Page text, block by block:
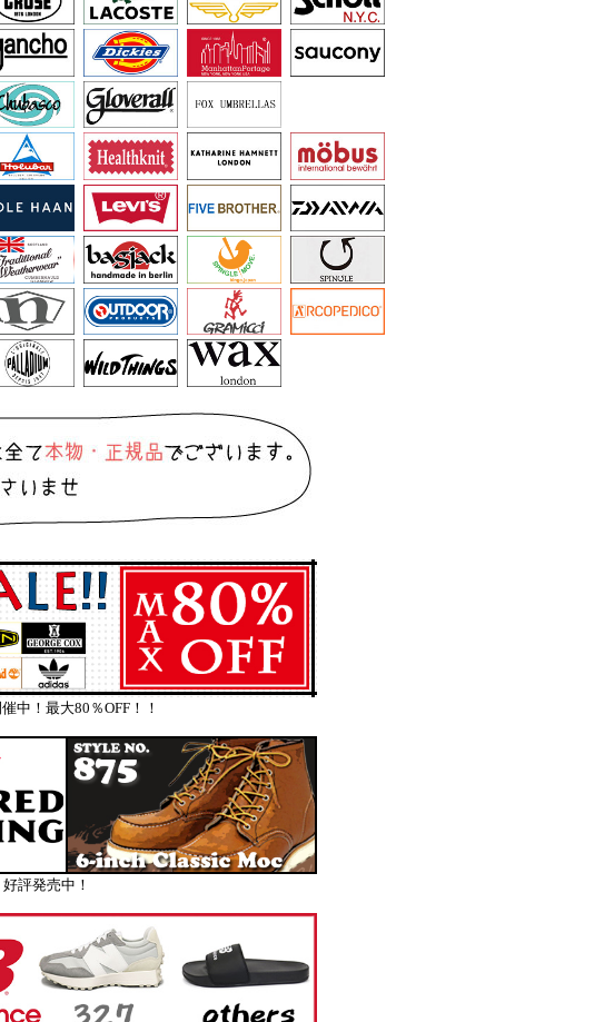
中！最大80％OFF！！
評発売中！